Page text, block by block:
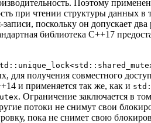
Поэтому
при чтении структуры данных
поскольку он допускает
библиотека C++17
получения совместного
и применяется так же, как и
. Ограничение заключается в
потоки не снимут свои
пока не снимет свою